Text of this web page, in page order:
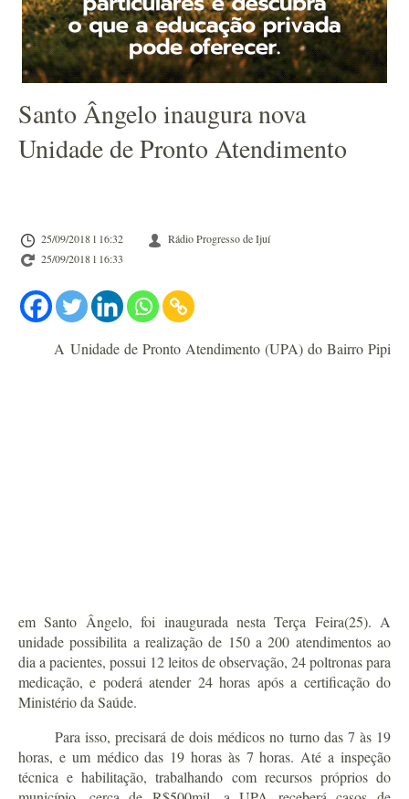
Santo Ângelo inaugura nova
Unidade de Pronto Atendimento
25/09/2018 l 16:32
Rádio Progresso de Ijuí
25/09/2018 l 16:33
A Unidade de Pronto Atendimento (UPA) do Bairro Pipi
em Santo Ângelo, foi inaugurada nesta Terça Feira(25). A
unidade possibilita a realização de 150 a 200 atendimentos ao
dia a pacientes, possui 12 leitos de observação, 24 poltronas para
medicação, e poderá atender 24 horas após a certificação do
Ministério da Saúde.
Para isso, precisará de dois médicos no turno das 7 às 19
horas, e um médico das 19 horas às 7 horas. Até a inspeção
técnica e habilitação, trabalhando com recursos próprios do